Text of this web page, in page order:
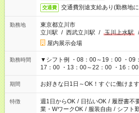
交通費 交通費別途支給あり(勤務地
勤務地
東京都立川市
立川駅 / 西武立川駅 / 玉川上水駅
屋内展示会場
勤務時間
▼シフト例 ・08：00～19：00 ・09
17：00 ・13：00～22：00 ・16：00～21：00
仕事により勤務時間が異なります
期間 お好きな日1日～OK！すぐに働け
特徴 週1日からOK / 日払いOK / 履歴書不
業・WワークOK / 服装自由 / シフト